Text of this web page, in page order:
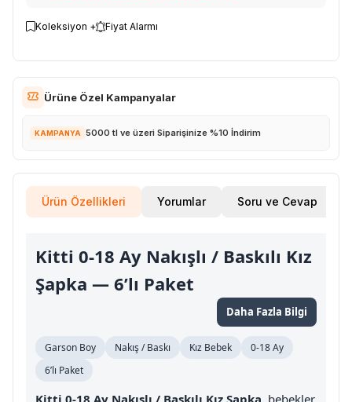
Koleksiyon + Fiyat Alarmı
Ürüne Özel Kampanyalar
KAMPANYA 5000 tl ve üzeri Siparişinize %10 İndirim
Ürün Özellikleri Yorumlar Soru ve Cevap
Kitti 0-18 Ay Nakışlı / Baskılı Kız
Şapka — 6’lı Paket
Daha Fazla Bilgi
Garson Boy Nakış / Baskı Kız Bebek
0-18 Ay
6’lı Paket
Kitti 0-18 Ay Nakışlı / Baskılı Kız Şapka, bebekler